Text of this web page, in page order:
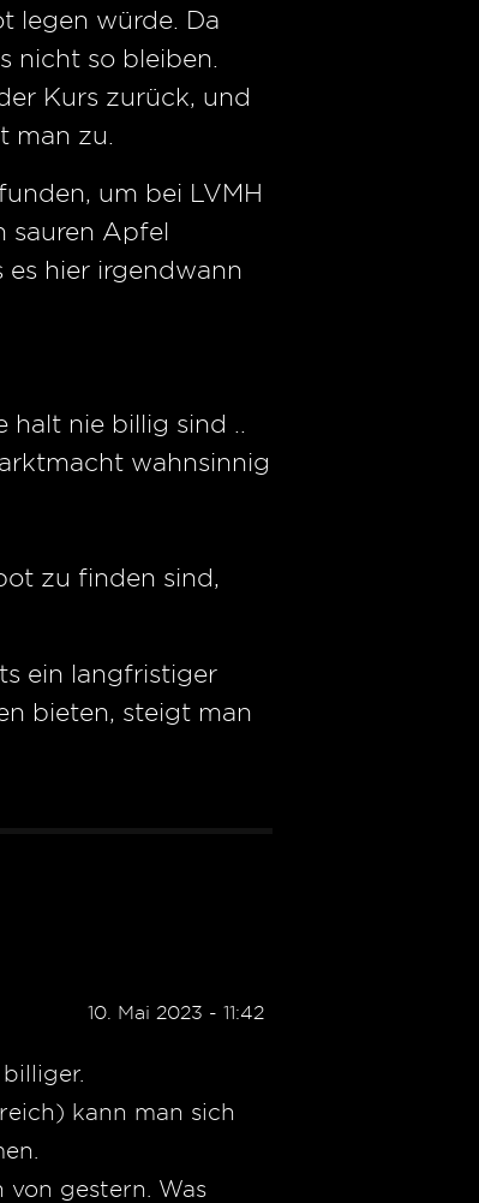
legen würde. Da
nicht so bleiben.
Kurs zurück, und
man zu.
um bei LVMH
sauren Apfel
hier irgendwann
nie billig sind ..
wahnsinnig
zu finden sind,
ein langfristiger
bieten, steigt man
10. Mai 2023 - 11:42
kann man sich
gestern. Was